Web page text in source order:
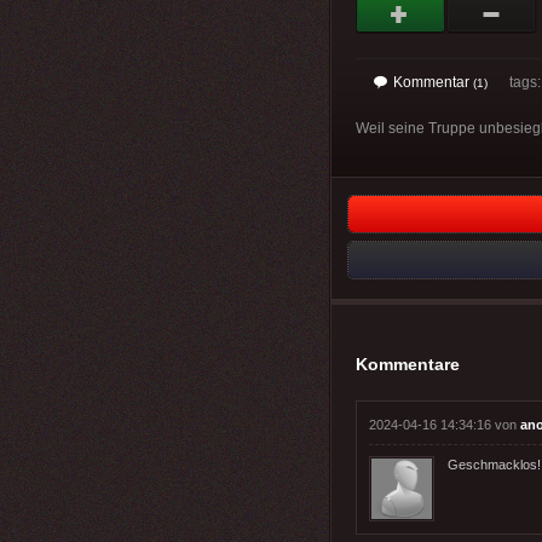
Kommentar (1)
Weil seine Truppe
Kommentare
2024-04-16 14:34:16 von